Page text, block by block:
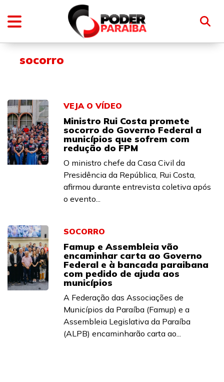
socorro
VEJA O VÍDEO
Ministro Rui Costa promete
socorro do Governo Federal a
municípios que sofrem com
redução do FPM
O ministro chefe da Casa Civil da
Presidência da República, Rui Costa,
afirmou durante entrevista coletiva após
o evento...
SOCORRO
Famup e Assembleia vão
encaminhar carta ao Governo
Federal e à bancada paraibana
com pedido de ajuda aos
municípios
A Federação das Associações de
Municípios da Paraíba (Famup) e a
Assembleia Legislativa da Paraíba
(ALPB) encaminharão carta ao...